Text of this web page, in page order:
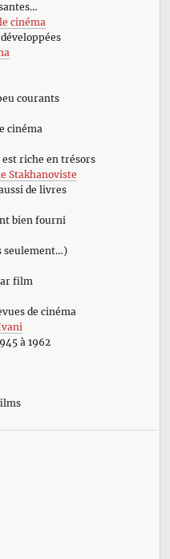
cinéma
courants
cinéma
est riche en trésors
Stakhanoviste
de livres
bien fourni
seulement…)
film
de cinéma
à 1962